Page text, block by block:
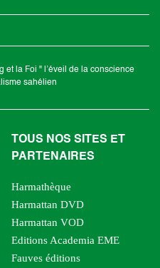
et la Foi " l’éveil de la conscience
sahélien
TOUS NOS SITES ET
PARTENAIRES
Harmathèque
Harmattan DVD
Harmattan VOD
Editions Academia EME
Fauves éditions